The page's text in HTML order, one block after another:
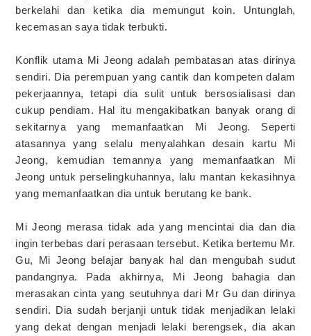
berkelahi dan ketika dia memungut koin. Untunglah,
kecemasan saya tidak terbukti.
Konflik utama Mi Jeong adalah pembatasan atas dirinya
sendiri. Dia perempuan yang cantik dan kompeten dalam
pekerjaannya, tetapi dia sulit untuk bersosialisasi dan
cukup pendiam. Hal itu mengakibatkan banyak orang di
sekitarnya yang memanfaatkan Mi Jeong. Seperti
atasannya yang selalu menyalahkan desain kartu Mi
Jeong, kemudian temannya yang memanfaatkan Mi
Jeong untuk perselingkuhannya, lalu mantan kekasihnya
yang memanfaatkan dia untuk berutang ke bank.
Mi Jeong merasa tidak ada yang mencintai dia dan dia
ingin terbebas dari perasaan tersebut. Ketika bertemu Mr.
Gu, Mi Jeong belajar banyak hal dan mengubah sudut
pandangnya. Pada akhirnya, Mi Jeong bahagia dan
merasakan cinta yang seutuhnya dari Mr Gu dan dirinya
sendiri. Dia sudah berjanji untuk tidak menjadikan lelaki
yang dekat dengan menjadi lelaki berengsek, dia akan